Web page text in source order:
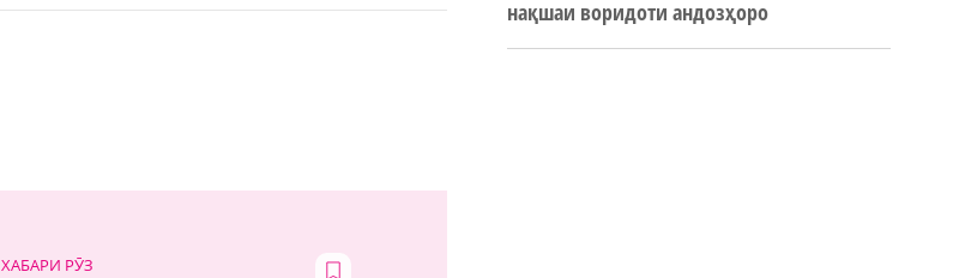
ХАБАРИ РӮЗ
нақшаи воридоти андозҳоро